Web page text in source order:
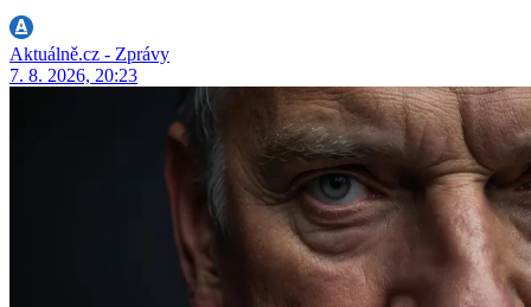
Aktuálně.cz - Zprávy
7. 8. 2026, 20:23